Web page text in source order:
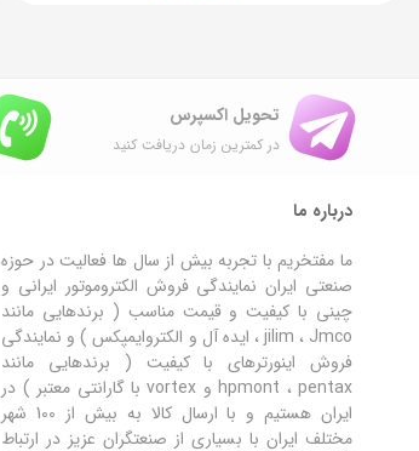
تحویل اکسپرس
در کمترین زمان دریافت کنید
درباره ما
ما مفتخریم با تجربه بیش از سال ها فعالیت در حوزه
صنعتی ایران نمایندگی فروش الکتروموتور ایرانی و
چینی با کیفیت و قیمت مناسب ( برندهایی مانند
jilim ، Jmco ، ایده آل و الکتروایمپکس ) و نمایندگی
فروش اینورترهای با کیفیت ( برندهایی مانند
hpmont ، pentax و vortex با گارانتی معتبر ) در
ایران هستیم و با ارسال کالا به بیش از 100 شهر
مختلف ایران با بسیاری از صنعتگران عزیز در ارتباط